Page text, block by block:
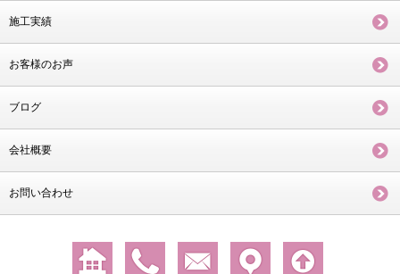
施工実績
お客様のお声
ブログ
会社概要
お問い合わせ